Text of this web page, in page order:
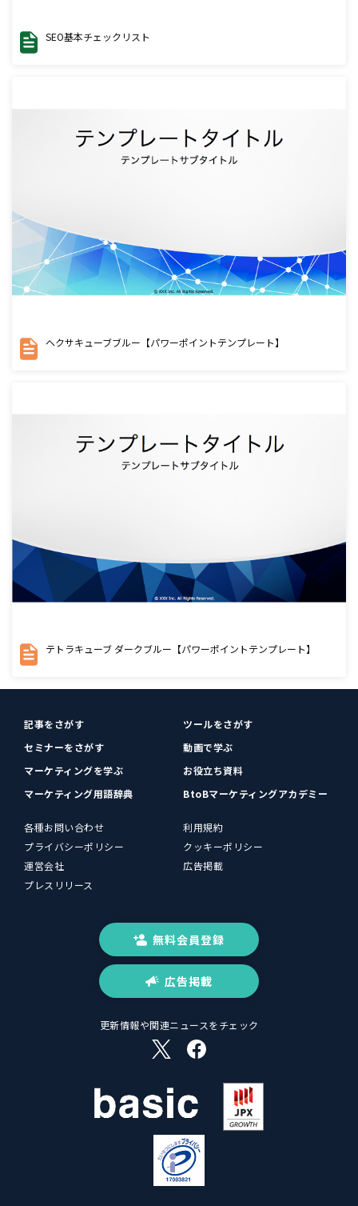
SEO基本チェックリスト
ヘクサキューブブルー【パワーポイントテンプレート】
テトラキューブ ダークブルー【パワーポイントテンプレート】
記事をさがす
ツールをさがす
セミナーをさがす
動画で学ぶ
マーケティングを学ぶ
お役立ち資料
マーケティング用語辞典
BtoBマーケティングアカデミー
各種お問い合わせ
利用規約
プライバシーポリシー
クッキーポリシー
運営会社
広告掲載
プレスリリース
無料会員登録
広告掲載
更新情報や関連ニュースをチェック